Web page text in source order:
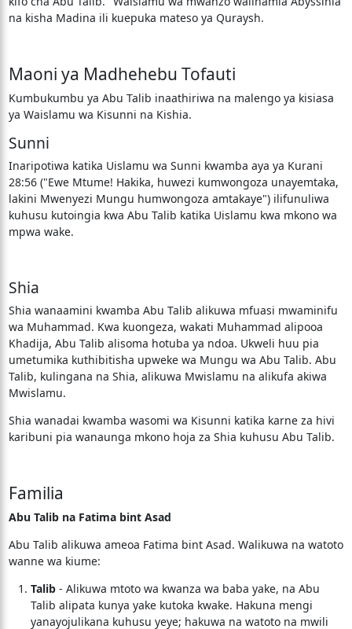
na kisha Madina ili kuepuka mateso ya Quraysh.
Maoni ya Madhehebu Tofauti
Kumbukumbu ya Abu Talib inaathiriwa na malengo ya kisiasa
ya Waislamu wa Kisunni na Kishia.
Sunni
Inaripotiwa katika Uislamu wa Sunni kwamba aya ya Kurani
28:56 ("Ewe Mtume! Hakika, huwezi kumwongoza unayemtaka,
lakini Mwenyezi Mungu humwongoza amtakaye") ilifunuliwa
kuhusu kutoingia kwa Abu Talib katika Uislamu kwa mkono wa
mpwa wake.
Shia
Shia wanaamini kwamba Abu Talib alikuwa mfuasi mwaminifu
wa Muhammad. Kwa kuongeza, wakati Muhammad alipooa
Khadija, Abu Talib alisoma hotuba ya ndoa. Ukweli huu pia
umetumika kuthibitisha upweke wa Mungu wa Abu Talib. Abu
Talib, kulingana na Shia, alikuwa Mwislamu na alikufa akiwa
Mwislamu.
Shia wanadai kwamba wasomi wa Kisunni katika karne za hivi
karibuni pia wanaunga mkono hoja za Shia kuhusu Abu Talib.
Familia
Abu Talib na Fatima bint Asad
Abu Talib alikuwa ameoa Fatima bint Asad. Walikuwa na watoto
wanne wa kiume:
Talib- Alikuwa mtoto wa kwanza wa baba yake, na Abu
Talib alipata kunya yake kutoka kwake. Hakuna mengi
yanayojulikana kuhusu yeye; hakuwa na watoto na mwili